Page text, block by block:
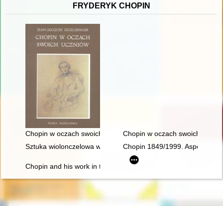
FRYDERYK CHOPIN
Chopin w oczach swoich uczniówChopin w oczach swoich
Sztuka wiolonczelowa w polskiej i rosyjskiej kulturze
Chopin 1849/1999. Aspekte
Chopin and his work in the context of culture. Vol 1-2